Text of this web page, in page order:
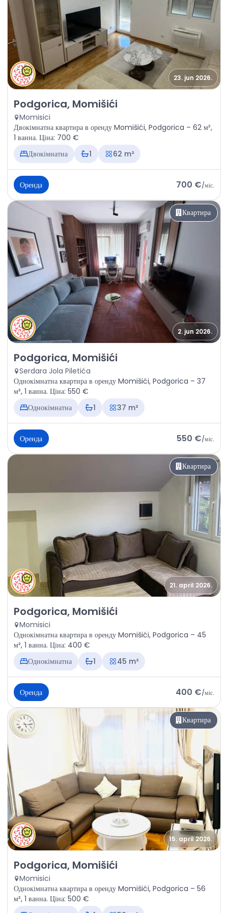
23. jun 2026.
Оренда - Квартира Podgorica, Momišići
Podgorica, Momišići
Momisici
Двокімнатна квартира в оренду Momišići, Podgorica – 62 м²,
1 ванна. Ціна: 700 €
Двокімнатна
1 62 m²
Оренда 700 €/міс.
Квартира
2. jun 2026.
Оренда - Квартира Podgorica, Momišići
Podgorica, Momišići
Serdara Jola Piletića
Однокімнатна квартира в оренду Momišići, Podgorica – 37
м², 1 ванна. Ціна: 550 €
Однокімнатна
1 37 m²
Оренда 550 €/міс.
Квартира
21. april 2026.
Оренда - Квартира Podgorica, Momišići
Podgorica, Momišići
Momisici
Однокімнатна квартира в оренду Momišići, Podgorica – 45
м², 1 ванна. Ціна: 400 €
Однокімнатна
1 45 m²
Оренда 400 €/міс.
Квартира
15. april 2026.
Оренда - Квартира Podgorica, Momišići
Podgorica, Momišići
Momisici
Однокімнатна квартира в оренду Momišići, Podgorica – 56
м², 1 ванна. Ціна: 500 €